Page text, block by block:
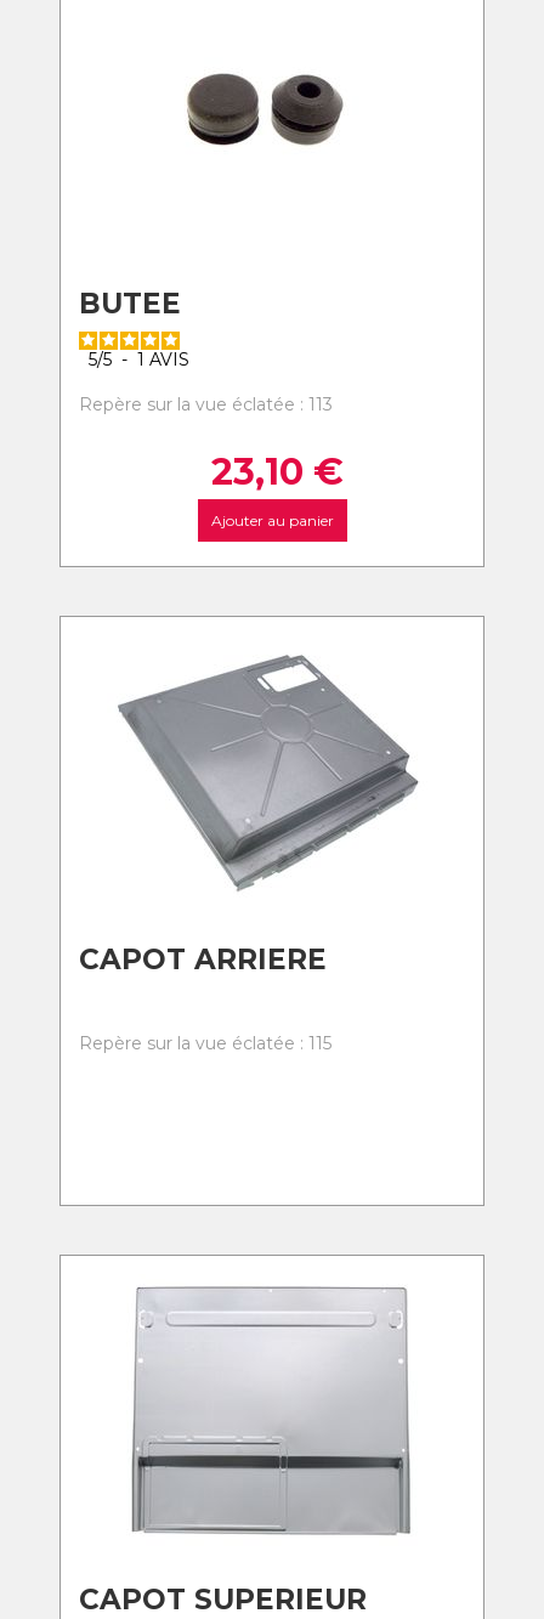
BUTEE
5/5 - 1 AVIS
Repère sur la vue éclatée : 113
23,10 €
Ajouter au panier
CAPOT ARRIERE
Repère sur la vue éclatée : 115
CAPOT SUPERIEUR